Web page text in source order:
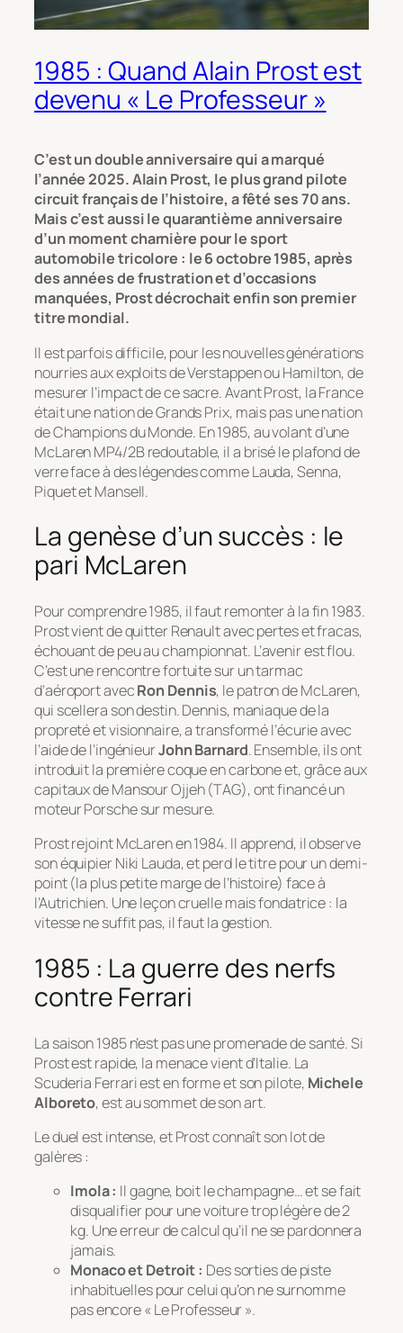
1985 : Quand Alain Prost est
devenu « Le Professeur »
C’est un double anniversaire qui a marqué
l’année 2025. Alain Prost, le plus grand pilote
circuit français de l’histoire, a fêté ses 70 ans.
Mais c’est aussi le quarantième anniversaire
d’un moment charnière pour le sport
automobile tricolore : le 6 octobre 1985, après
des années de frustration et d’occasions
manquées, Prost décrochait enfin son premier
titre mondial.
Il est parfois difficile, pour les nouvelles générations
nourries aux exploits de Verstappen ou Hamilton, de
mesurer l’impact de ce sacre. Avant Prost, la France
était une nation de Grands Prix, mais pas une nation
de Champions du Monde. En 1985, au volant d’une
McLaren MP4/2B redoutable, il a brisé le plafond de
verre face à des légendes comme Lauda, Senna,
Piquet et Mansell.
La genèse d’un succès : le
pari McLaren
Pour comprendre 1985, il faut remonter à la fin 1983.
Prost vient de quitter Renault avec pertes et fracas,
échouant de peu au championnat. L’avenir est flou.
C’est une rencontre fortuite sur un tarmac
d’aéroport avecRon Dennis, le patron de McLaren,
qui scellera son destin. Dennis, maniaque de la
propreté et visionnaire, a transformé l’écurie avec
l’aide de l’ingénieurJohn Barnard. Ensemble, ils ont
introduit la première coque en carbone et, grâce aux
capitaux de Mansour Ojjeh (TAG), ont financé un
moteur Porsche sur mesure.
Prost rejoint McLaren en 1984. Il apprend, il observe
son équipier Niki Lauda, et perd le titre pour un demi-
point (la plus petite marge de l’histoire) face à
l’Autrichien. Une leçon cruelle mais fondatrice : la
vitesse ne suffit pas, il faut la gestion.
1985 : La guerre des nerfs
contre Ferrari
La saison 1985 n’est pas une promenade de santé. Si
Prost est rapide, la menace vient d’Italie. La
Scuderia Ferrari est en forme et son pilote, Michele
Alboreto, est au sommet de son art.
Le duel est intense, et Prost connaît son lot de
galères :
Imola : Il gagne, boit le champagne… et se fait
disqualifier pour une voiture trop légère de 2
kg. Une erreur de calcul qu’il ne se pardonnera
jamais.
Monaco et Detroit : Des sorties de piste
inhabituelles pour celui qu’on ne surnomme
pas encore « Le Professeur ».